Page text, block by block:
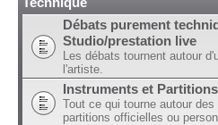
Débats purement
Studio/prestation live
Les débats tournent autour
l'artiste.
Instruments et Partitions
Tout ce qui tourne autour
partitions officielles ou